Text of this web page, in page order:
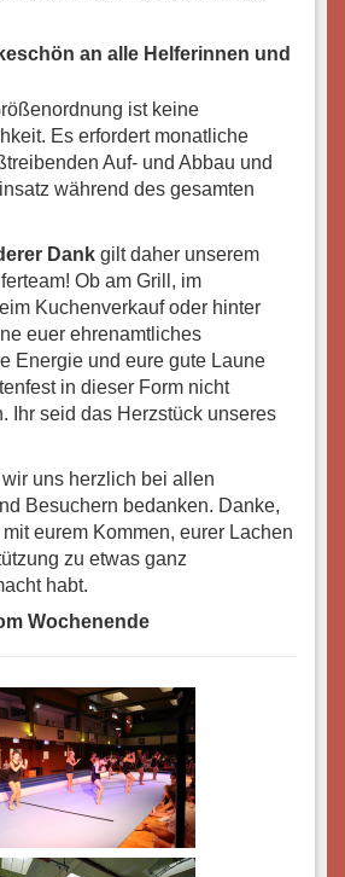
an alle Helferinnen und
ist keine
Es erfordert monatliche
Auf- und Abbau und
während des gesamten
Dank gilt daher unserem
Ob am Grill, im
Kuchenverkauf oder hinter
euer ehrenamtliches
Energie und eure gute Laune
in dieser Form nicht
Ihr seid das Herzstück unseres
uns herzlich bei allen
Besuchern bedanken. Danke,
eurem Kommen, eurer Lachen
zu etwas ganz
habt.
Wochenende